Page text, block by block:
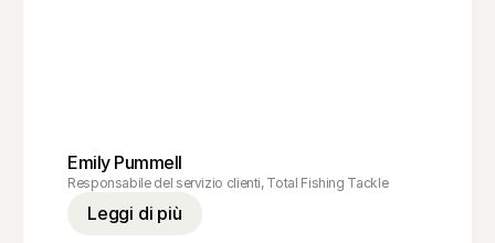
Emily Pummell
Responsabile del servizio clienti, Total Fishing Tackle
Leggi di più